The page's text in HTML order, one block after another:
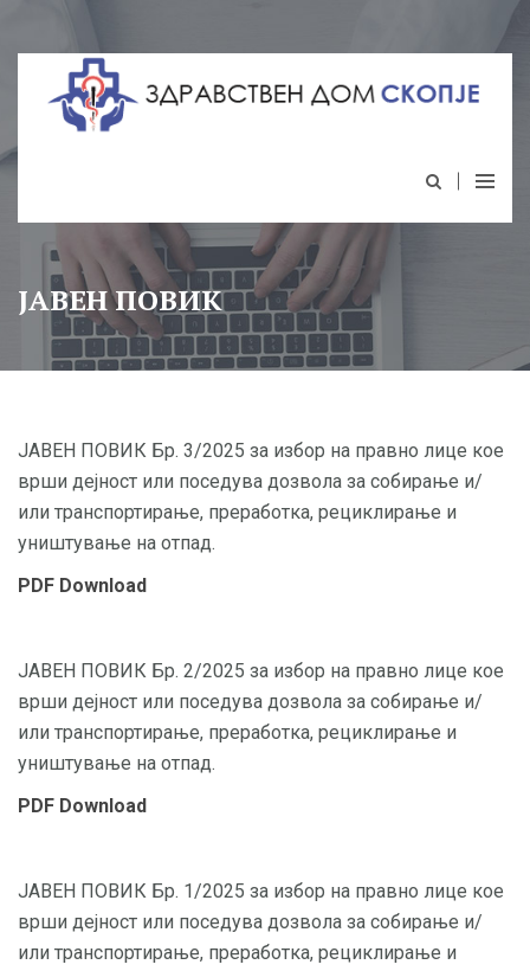
ЈАВЕН ПОВИК
ЈАВЕН ПОВИК Бр. 3/2025 за избор на правно лице кое
врши дејност или поседува дозвола за собирање и/
или транспортирање, преработка, рециклирање и
уништување на отпад.
PDF Download
ЈАВЕН ПОВИК Бр. 2/2025 за избор на правно лице кое
врши дејност или поседува дозвола за собирање и/
или транспортирање, преработка, рециклирање и
уништување на отпад.
PDF Download
ЈАВЕН ПОВИК Бр. 1/2025 за избор на правно лице кое
врши дејност или поседува дозвола за собирање и/
или транспортирање, преработка, рециклирање и